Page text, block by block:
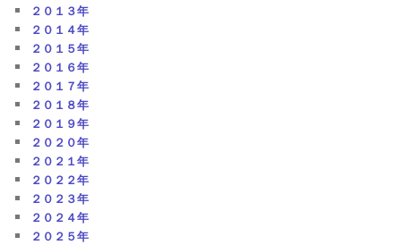
２０１３年
２０１４年
２０１５年
２０１６年
２０１７年
２０１８年
２０１９年
２０２０年
２０２１年
２０２２年
２０２３年
２０２４年
２０２５年